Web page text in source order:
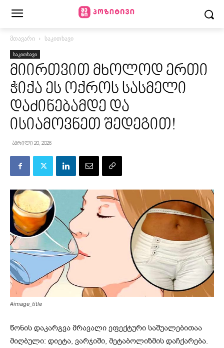
მთავარი საკითხავი
საკითხავი
მიირთვით მხოლოდ ერთი
ჭიქა ეს ოქროს სასმელი
დაძინებამდე და
ისიამოვნეთ შედეგით!
აპრილი 20, 2026
#image_title
წონის დაკარგვა მრავალი ეფექტური საშუალებითაა
მიღბული: დიეტა, ვარჯიში, მეტაბოლიზმის დაჩქარება.